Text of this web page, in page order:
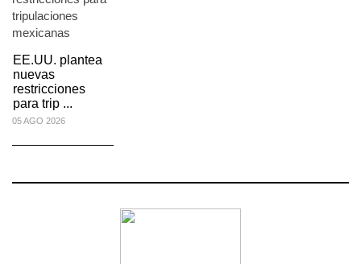
EE.UU. plantea
nuevas
restricciones
para trip ...
05 AGO 2026